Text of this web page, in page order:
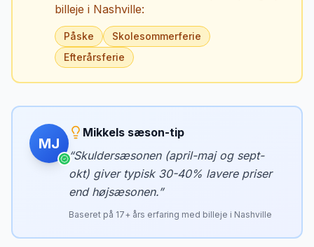
billeje i Nashville:
Påske
Skolesommerferie
Efterårsferie
MJ
Mikkels sæson-tip
“Skuldersæsonen (april-maj og sept-
okt) giver typisk 30-40% lavere priser
end højsæsonen.”
Baseret på 17+ års erfaring med billeje i Nashville